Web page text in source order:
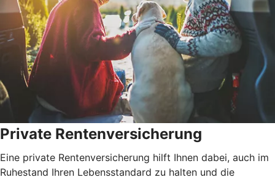
Private Rentenversicherung
Eine private Rentenversicherung hilft Ihnen dabei, auch im
Ruhestand Ihren Lebensstandard zu halten und die